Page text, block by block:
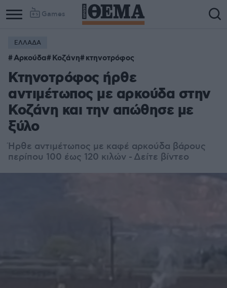
Games
ΕΛΛΑΔΑ
Αρκούδα Κοζάνη κτηνοτρόφος
Κτηνοτρόφος ήρθε
αντιμέτωπος με αρκούδα στην
Κοζάνη και την απώθησε με
ξύλο
Ήρθε αντιμέτωπος με καφέ αρκούδα βάρους
περίπου 100 έως 120 κιλών - Δείτε βίντεο